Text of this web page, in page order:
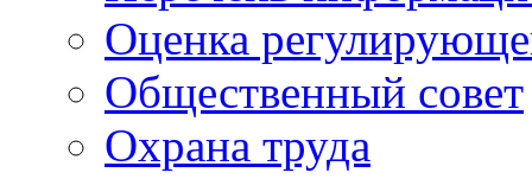
Оценка
Общественный совет
Охрана труда